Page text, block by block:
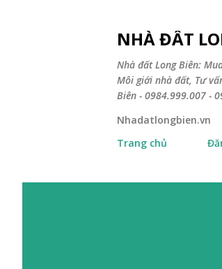
NHÀ ĐẤT
Nhà đất Long Biên:
Môi giới nhà đất, Tư
Biên - 0984.999.007 -
Nhadatlongbien.vn
Trang chủ